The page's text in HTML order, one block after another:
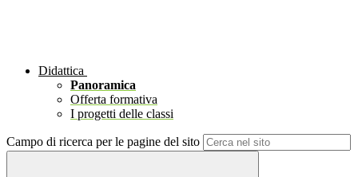
Didattica
Panoramica
Offerta formativa
I progetti delle classi
Campo di ricerca per le pagine del sito